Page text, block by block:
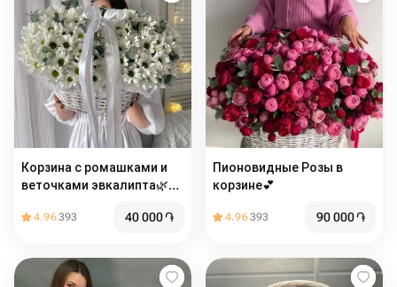
Корзина с ромашками и
веточками эвкалипта🌿
4.96393 40 000֏
Пионовидные Розы в
корзине💕
4.96393 90 000֏